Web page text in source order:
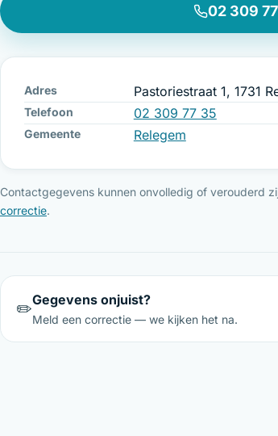
02 309
Adres Pastoriestraat 1, 1731
Telefoon 02 309 77 35
Gemeente Relegem
Contactgegevens kunnen onvolledig of verouderd
correctie.
✏️Gegevens onjuist?
Meld een correctie — we kijken het na.